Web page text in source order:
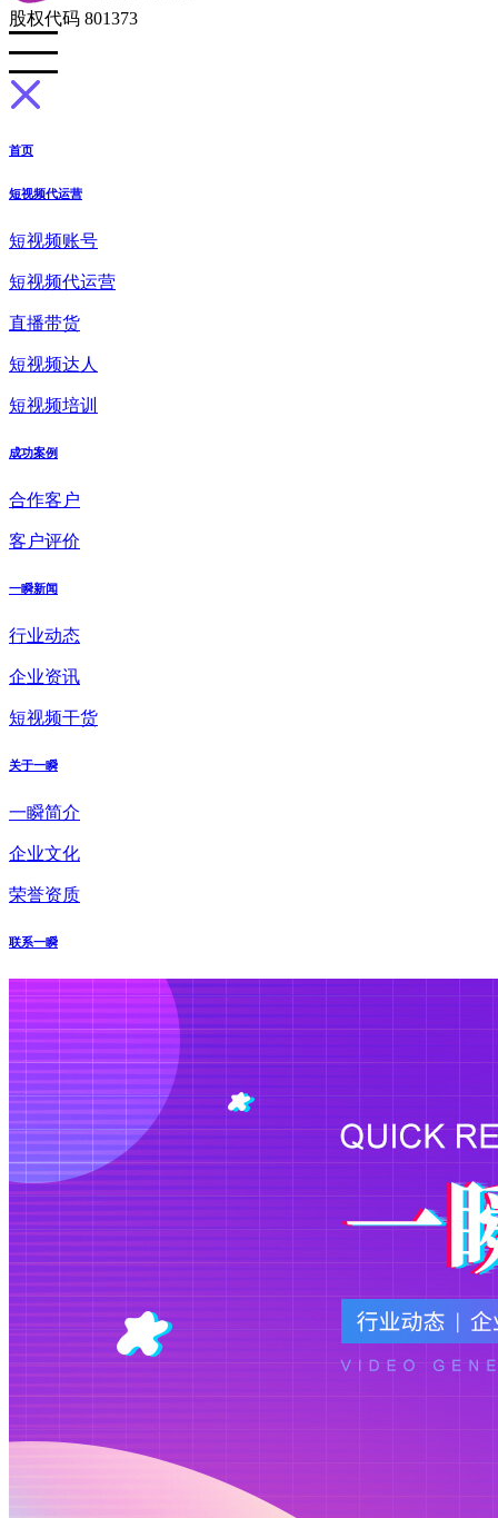
股权代码 801373
首页
短视频代运营
短视频账号
短视频代运营
直播带货
短视频达人
短视频培训
成功案例
合作客户
客户评价
一瞬新闻
行业动态
企业资讯
短视频干货
关于一瞬
一瞬简介
企业文化
荣誉资质
联系一瞬